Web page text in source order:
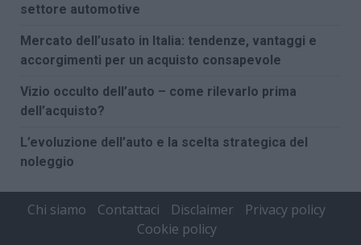
settore automotive
Mercato dell’usato in Italia: tendenze, vantaggi e
accorgimenti per un acquisto consapevole
Vizio occulto dell’auto – come rilevarlo prima
dell’acquisto?
L’evoluzione dell’auto e la scelta strategica del
noleggio
Chi siamo Contattaci Disclaimer
Privacy policy
Cookie policy